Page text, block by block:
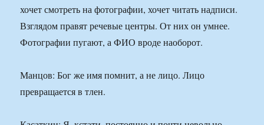
хочет смотреть на фотографии, хочет читать надписи.
Взглядом правят речевые центры. От них он умнее.
Фотографии пугают, а ФИО вроде наоборот.
Манцов: Бог же имя помнит, а не лицо. Лицо
превращается в тлен.